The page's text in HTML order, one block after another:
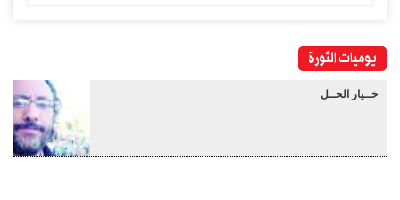
يوميات الثورة
خــيار الحــل